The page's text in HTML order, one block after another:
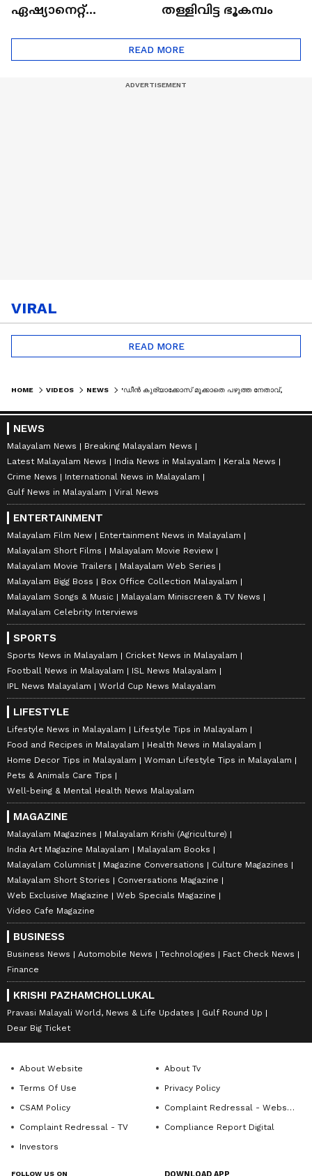
ഏഷ്യാനെറ്റ്
തള്ളിവിട്ട ഭൂകമ്പം
READ MORE
VIRAL
READ MORE
HOME VIDEOS NEWS
NEWS
Malayalam News
Breaking Malayalam News
Latest Malayalam News
India News in Malayalam
Kerala News
Crime News
International News in Malayalam
Gulf News in Malayalam
Viral News
ENTERTAINMENT
Malayalam Film New
Entertainment News in Malayalam
Malayalam Short Films
Malayalam Movie Review
Malayalam Movie Trailers
Malayalam Web Series
Malayalam Bigg Boss
Box Office Collection Malayalam
Malayalam Songs & Music
Malayalam Miniscreen & TV News
Malayalam Celebrity Interviews
SPORTS
Sports News in Malayalam
Cricket News in Malayalam
Football News in Malayalam
ISL News Malayalam
IPL News Malayalam
World Cup News Malayalam
LIFESTYLE
Lifestyle News in Malayalam
Lifestyle Tips in Malayalam
Food and Recipes in Malayalam
Health News in Malayalam
Home Decor Tips in Malayalam
Woman Lifestyle Tips in Malayalam
Pets & Animals Care Tips
Well-being & Mental Health News Malayalam
MAGAZINE
Malayalam Magazines
Malayalam Krishi (Agriculture)
India Art Magazine Malayalam
Malayalam Books
Malayalam Columnist
Magazine Conversations
Culture Magazines
Malayalam Short Stories
Conversations Magazine
Web Exclusive Magazine
Web Specials Magazine
Video Cafe Magazine
BUSINESS
Business News Automobile News Technologies
Fact Check News
Finance
KRISHI PAZHAMCHOLLUKAL
Pravasi Malayali World, News & Life Updates
Gulf Round Up
Dear Big Ticket
About Website
About Tv
Terms Of Use
Privacy Policy
CSAM Policy
Complaint Redressal - Website
Complaint Redressal - TV
Compliance Report Digital
Investors
FOLLOW US ON DOWNLOAD APP